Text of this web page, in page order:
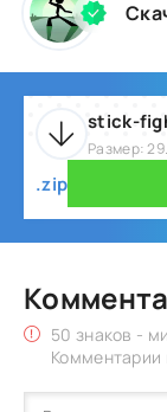
stick-
Размер:
.zip
50 знаков -